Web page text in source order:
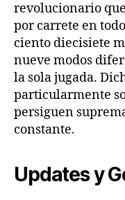
revolucionario
por carrete en
ciento diecisiete
nueve modos
la sola jugada.
particularmente
persiguen
constante.
Updates y